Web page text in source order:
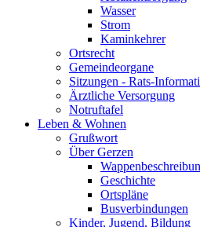
Wasser
Strom
Kaminkehrer
Ortsrecht
Gemeindeorgane
Sitzungen - Rats-
Ärztliche Versorgung
Notruftafel
Leben & Wohnen
Grußwort
Über Gerzen
Geschichte
Ortspläne
Busverbindungen
Kinder, Jugend, Bildung